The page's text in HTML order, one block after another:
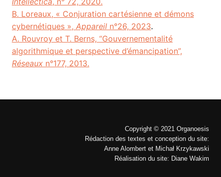
B. Loreaux, « Conjuration cartésienne et démons
cybernétiques », Appareiln°26, 2023.
A. Rouvroy et T. Berns, “Gouvernementalité
algorithmique et perspective d’émancipation”,
Réseauxn°177, 2013.
Copyright © 2021 Organoesis
Rédaction des textes et conception du site:
Anne Alombert et Michał Krzykawski
Réalisation du site: Diane Wakim